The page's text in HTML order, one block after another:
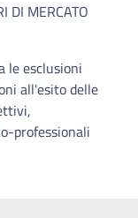
DI MERCATO
le esclusioni
all'esito delle
professionali